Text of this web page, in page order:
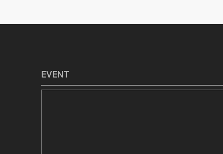
シ
EVENT